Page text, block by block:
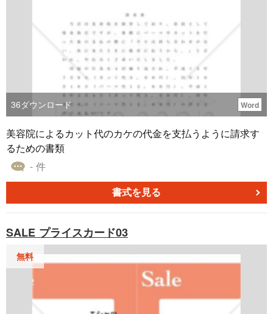
36ダウンロード Word
美容院によるカット代のカケの代金を支払うように請求す
るための書類
- 件
書式を見る
SALE プライスカード03
無料